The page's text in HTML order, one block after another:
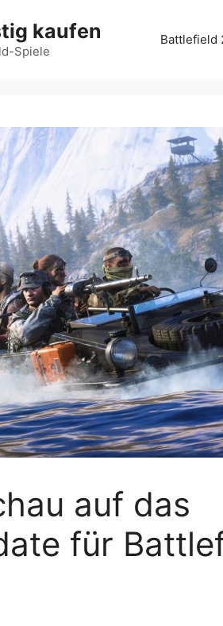
kaufen
Spiele
Battlefield
auf das
für